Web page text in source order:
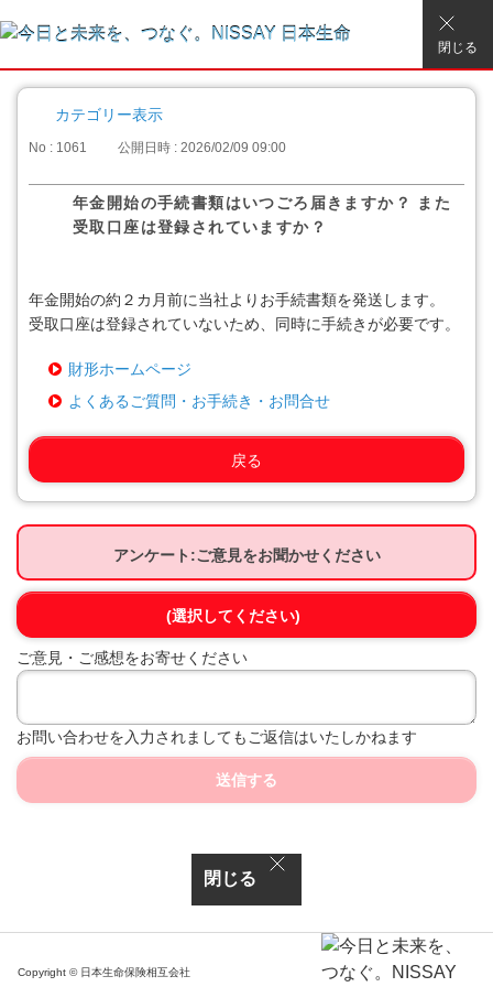
閉じる
カテゴリー表示
No : 1061 公開日時 : 2026/02/09 09:00
年金開始の手続書類はいつごろ届きますか？ また
受取口座は登録されていますか？
年金開始の約２カ月前に当社よりお手続書類を発送します。
受取口座は登録されていないため、同時に手続きが必要です。
財形ホームページ
よくあるご質問・お手続き・お問合せ
戻る
アンケート:ご意見をお聞かせください
(選択してください)
ご意見・ご感想をお寄せください
お問い合わせを入力されましてもご返信はいたしかねます
送信する
閉じる
Copyright © 日本生命保険相互会社